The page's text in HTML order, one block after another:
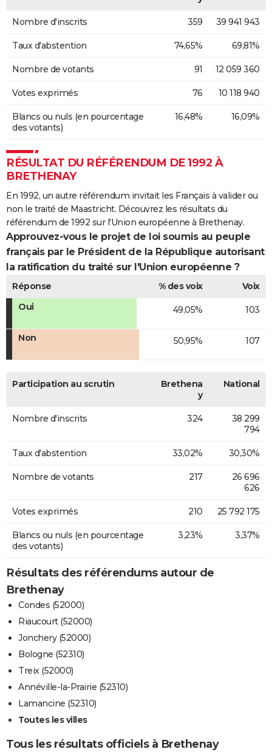
Nombre d'inscrits 359 39 941 943
Taux d'abstention 74,65% 69,81%
Nombre de votants 91 12 059 360
Votes exprimés 76 10 118 940
Blancs ou nuls (en pourcentage
des votants)
16,48% 16,09%
RÉSULTAT DU RÉFÉRENDUM DE 1992 À
BRETHENAY
En 1992, un autre référendum invitait les Français à valider ou
non le traité de Maastricht. Découvrez les résultats du
référendum de 1992 sur l'Union européenne à Brethenay.
Approuvez-vous le projet de loi soumis au peuple
français par le Président de la République autorisant
la ratification du traité sur l'Union européenne ?
Réponse % des voix
Voix
Oui
49,05% 103
Non 50,95% 107
Participation au scrutin
Brethena
y
National
Nombre d'inscrits 324
38 299
794
Taux d'abstention 33,02% 30,30%
Nombre de votants 217
26 696
626
Votes exprimés 210 25 792 175
Blancs ou nuls (en pourcentage
des votants)
3,23% 3,37%
Résultats des référendums autour de
Brethenay
Condes (52000)
Riaucourt (52000)
Jonchery (52000)
Bologne (52310)
Treix (52000)
Annéville-la-Prairie (52310)
Lamancine (52310)
Toutes les villes
Tous les résultats officiels à Brethenay